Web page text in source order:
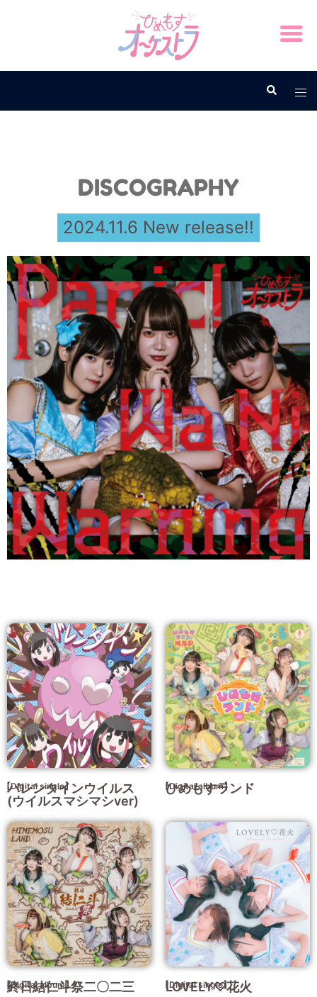
DISCOGRAPHY
2024.11.6 New release!!
【Digital single】
バレンタインウイルス
(ウイルスマシマシver)
【Digital album】
ひめもすランド
【Digital album】
終日結仁斗祭二〇二三 【Digital single】
LOVELY♡花火